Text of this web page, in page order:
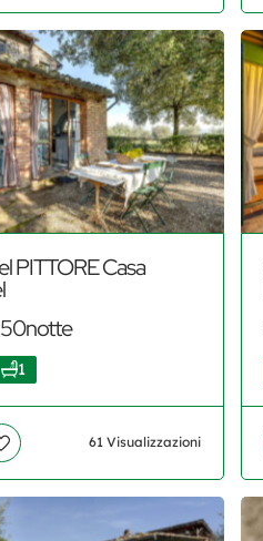
PITTORE Casa
1
61 Visualizzazioni